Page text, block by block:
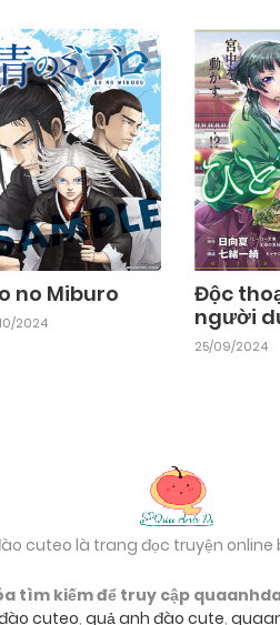
no Miburo
2024
Độc
người
25/09/2024
cuteo là trang đọc truyện
tìm kiếm để truy cập
cuteo, quả anh đào cute,